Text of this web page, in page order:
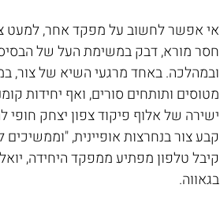
אי אפשר לחשוב על מפקד אחר, למעט
חסר מורא, דבק במשימת העל של
ובמהלכה. באחד מרגעי השיא של צור,
מטוסים ותותחים סורים, ואף יחידות
ישירה של אלוף פיקוד צפון יצחק חופי
קבע צור בנחרצות אופיינית,
קיבל טלפון מפתיע ממפקד היחידה,
בגאווה.